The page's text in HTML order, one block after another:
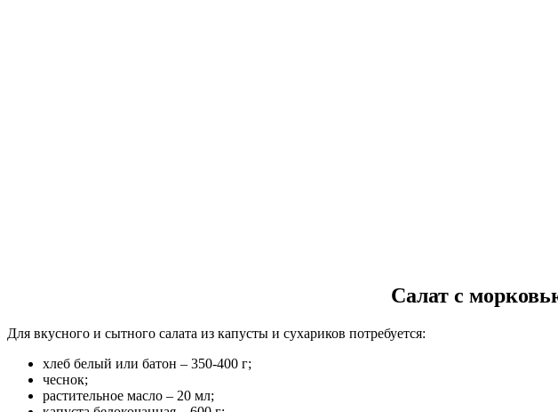
Салат с
Для вкусного и сытного салата из капусты и сухариков потребуется:
хлеб белый или батон – 350-400 г;
чеснок;
растительное масло – 20 мл;